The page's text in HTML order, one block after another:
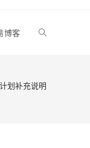
博客 Toggle
划补充说明